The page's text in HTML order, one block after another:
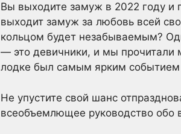
Вы выходите замуж в 2022 году и
выходит замуж за любовь всей
кольцом будет незабываемым?
— это девичники, и мы прочитали
лодке был самым ярким
Не упустите свой шанс
всеобъемлющее руководство обо